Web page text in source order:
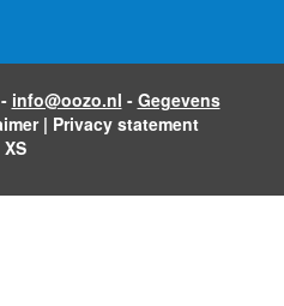
info@oozo.nl - Gegevens
| Privacy statement
XS